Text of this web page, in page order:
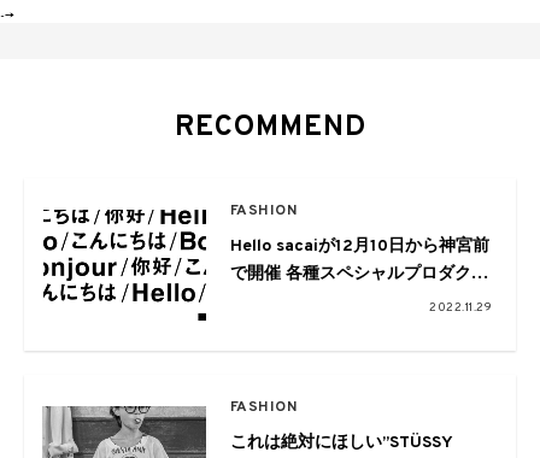
-->
RECOMMEND
FASHION
Hello sacaiが12月10日から神宮前
で開催 各種スペシャルプロダクト
2022.11.29
FASHION
これは絶対にほしい”STÜSSY